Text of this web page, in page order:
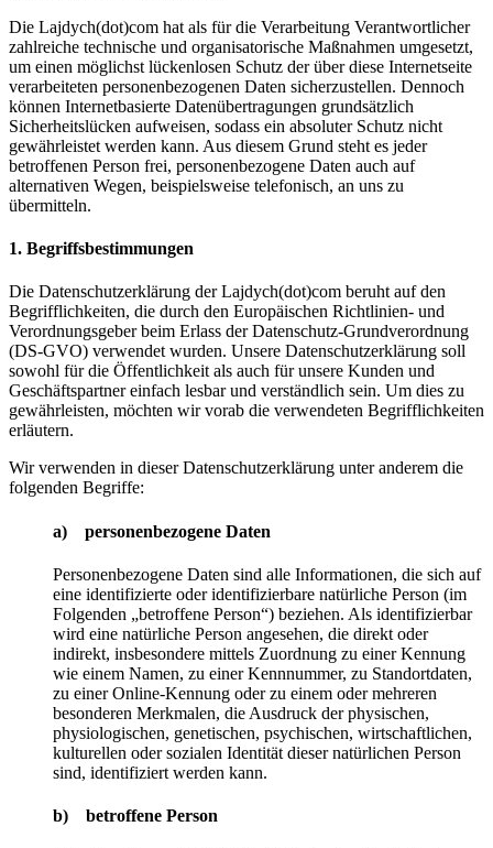
Die Lajdych(dot)com hat als für die Verarbeitung Verantwortlicher
zahlreiche technische und organisatorische Maßnahmen umgesetzt,
um einen möglichst lückenlosen Schutz der über diese Internetseite
verarbeiteten personenbezogenen Daten sicherzustellen. Dennoch
können Internetbasierte Datenübertragungen grundsätzlich
Sicherheitslücken aufweisen, sodass ein absoluter Schutz nicht
gewährleistet werden kann. Aus diesem Grund steht es jeder
betroffenen Person frei, personenbezogene Daten auch auf
alternativen Wegen, beispielsweise telefonisch, an uns zu
übermitteln.
1. Begriffsbestimmungen
Die Datenschutzerklärung der Lajdych(dot)com beruht auf den
Begrifflichkeiten, die durch den Europäischen Richtlinien- und
Verordnungsgeber beim Erlass der Datenschutz-Grundverordnung
(DS-GVO) verwendet wurden. Unsere Datenschutzerklärung soll
sowohl für die Öffentlichkeit als auch für unsere Kunden und
Geschäftspartner einfach lesbar und verständlich sein. Um dies zu
gewährleisten, möchten wir vorab die verwendeten Begrifflichkeiten
erläutern.
Wir verwenden in dieser Datenschutzerklärung unter anderem die
folgenden Begriffe:
a) personenbezogene Daten
Personenbezogene Daten sind alle Informationen, die sich auf
eine identifizierte oder identifizierbare natürliche Person (im
Folgenden „betroffene Person“) beziehen. Als identifizierbar
wird eine natürliche Person angesehen, die direkt oder
indirekt, insbesondere mittels Zuordnung zu einer Kennung
wie einem Namen, zu einer Kennnummer, zu Standortdaten,
zu einer Online-Kennung oder zu einem oder mehreren
besonderen Merkmalen, die Ausdruck der physischen,
physiologischen, genetischen, psychischen, wirtschaftlichen,
kulturellen oder sozialen Identität dieser natürlichen Person
sind, identifiziert werden kann.
b) betroffene Person